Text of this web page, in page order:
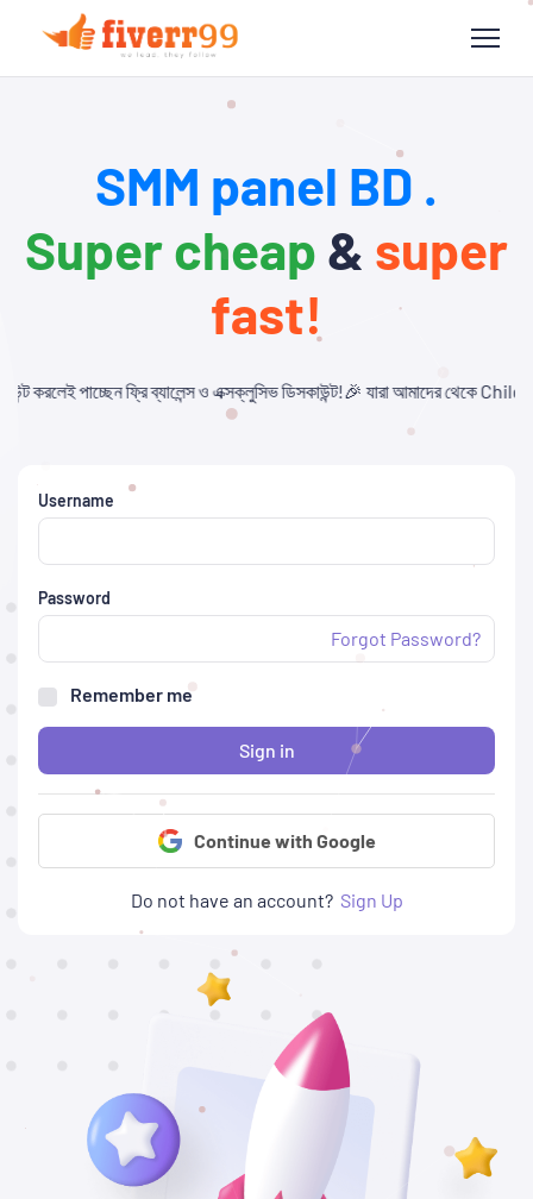
SMM panel BD .
Super cheap & super
fast!
এক্সক্লুসিভ ডিসকাউন্ট!🎉 যারা আমাদের থেকে Child Panel নিবেন এবং API
Username
Password
Forgot Password?
Remember me
Sign in
Continue with Google
Do not have an account? Sign Up